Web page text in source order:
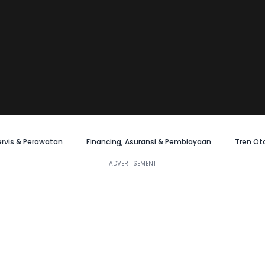
& Perawatan Financing, Asuransi & Pembiayaan Tren